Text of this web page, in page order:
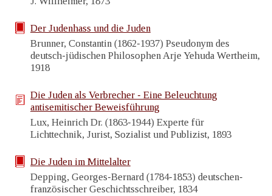
Der Judenhass und die Juden
Brunner, Constantin (1862-1937) Pseudonym des
deutsch-jüdischen Philosophen Arje Yehuda Wertheim,
1918
Die Juden als Verbrecher - Eine Beleuchtung
antisemitischer Beweisführung
Lux, Heinrich Dr. (1863-1944) Experte für
Lichttechnik, Jurist, Sozialist und Publizist, 1893
Die Juden im Mittelalter
Depping, Georges-Bernard (1784-1853) deutschen-
französischer Geschichtsschreiber, 1834